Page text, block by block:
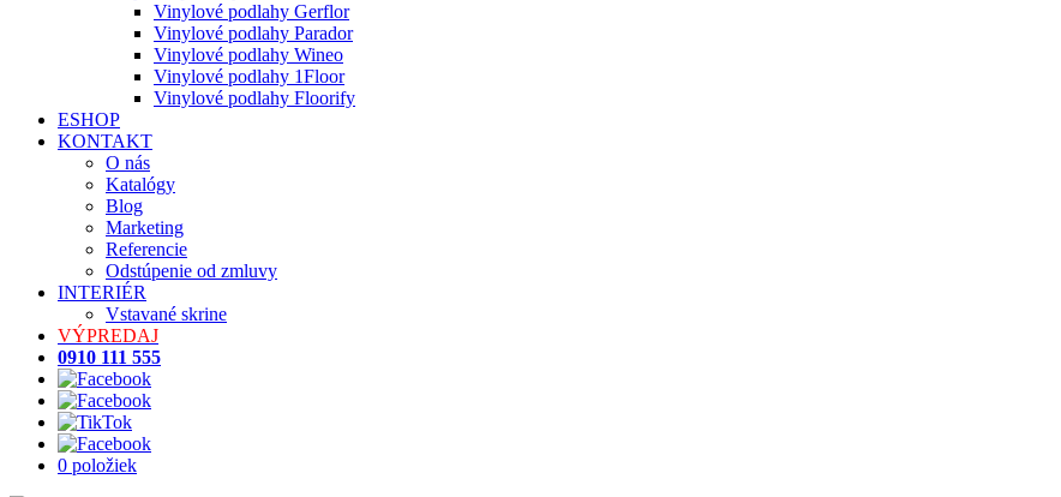
Vinylové podlahy Gerflor
Vinylové podlahy Parador
Vinylové podlahy Wineo
Vinylové podlahy 1Floor
Vinylové podlahy Floorify
ESHOP
KONTAKT
O nás
Katalógy
Blog
Marketing
Referencie
Odstúpenie od zmluvy
INTERIÉR
Vstavané skrine
VÝPREDAJ
0910 111 555
0 položiek